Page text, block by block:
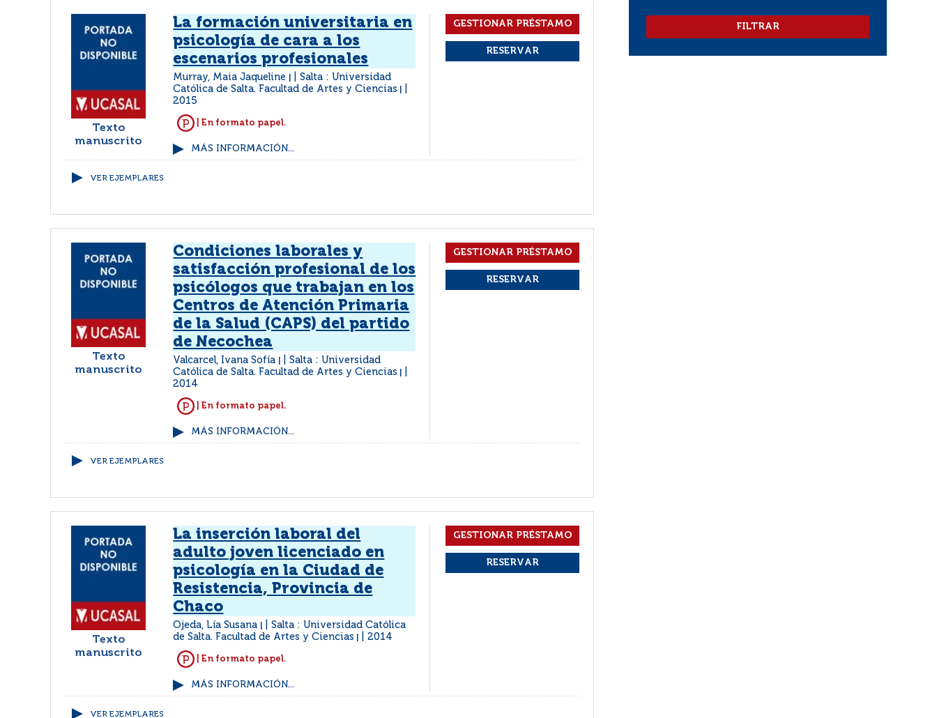
Texto
manuscrito
La formación universitaria en
psicología de cara a los
escenarios profesionales
Murray, Maia Jaqueline
Salta : Universidad
Católica de Salta. Facultad de Artes y Ciencias
2015
| En formato papel.
MÁS INFORMACIÓN...
VER EJEMPLARES
Texto
manuscrito
Condiciones laborales y
satisfacción profesional de los
psicólogos que trabajan en los
Centros de Atención Primaria
de la Salud (CAPS) del partido
de Necochea
Valcarcel, Ivana Sofía
Salta : Universidad
Católica de Salta. Facultad de Artes y Ciencias
2014
| En formato papel.
MÁS INFORMACIÓN...
VER EJEMPLARES
Texto
manuscrito
La inserción laboral del
adulto joven licenciado en
psicología en la Ciudad de
Resistencia, Provincia de
Chaco
Ojeda, Lía Susana
Salta : Universidad Católica
de Salta. Facultad de Artes y Ciencias
2014
| En formato papel.
MÁS INFORMACIÓN...
VER EJEMPLARES